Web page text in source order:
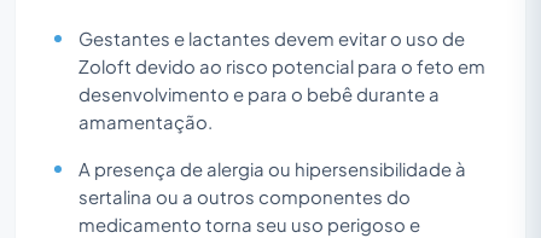
Gestantes e lactantes devem evitar o uso de
Zoloft devido ao risco potencial para o feto em
desenvolvimento e para o bebê durante a
amamentação.
A presença de alergia ou hipersensibilidade à
sertalina ou a outros componentes do
medicamento torna seu uso perigoso e